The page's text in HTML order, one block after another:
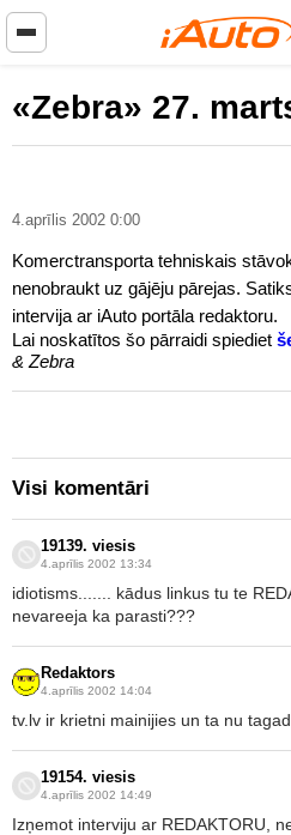
«Zebra» 27.
4.aprīlis 2002 0:00
Komerctransporta tehniskais
nenobraukt uz gājēju pārejas.
intervija ar iAuto portāla redaktoru.
Lai noskatītos šo pārraidi spiediet
& Zebra
Visi komentāri
19139. viesis
4.aprīlis 2002 13:34
idiotisms....... kādus linkus tu te
nevareeja ka parasti???
Redaktors
4.aprīlis 2002 14:04
tv.lv ir krietni mainijies un ta nu
19154. viesis
4.aprīlis 2002 14:49
Izņemot interviju ar REDAKTORU,